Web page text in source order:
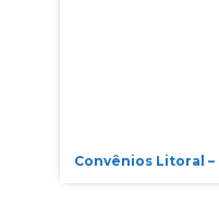
Convênios Litoral –